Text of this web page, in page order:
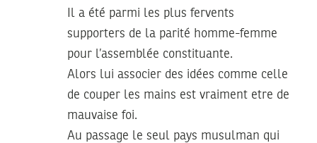
Il a été parmi les plus fervents
supporters de la parité homme-femme
pour l’assemblée constituante.
Alors lui associer des idées comme celle
de couper les mains est vraiment etre de
mauvaise foi.
Au passage le seul pays musulman qui